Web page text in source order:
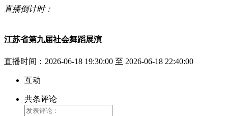
直播倒计时：
江苏省第九届社会舞蹈展演
直播时间：2026-06-18 19:30:00 至 2026-06-18 22:40:00
互动
共条评论